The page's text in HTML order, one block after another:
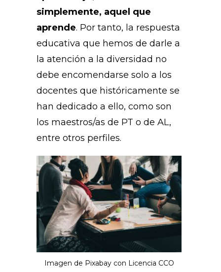
simplemente, aquel que
aprende. Por tanto, la respuesta
educativa que hemos de darle a
la atención a la diversidad no
debe encomendarse solo a los
docentes que históricamente se
han dedicado a ello, como son
los maestros/as de PT o de AL,
entre otros perfiles.
Imagen de Pixabay con Licencia CCO